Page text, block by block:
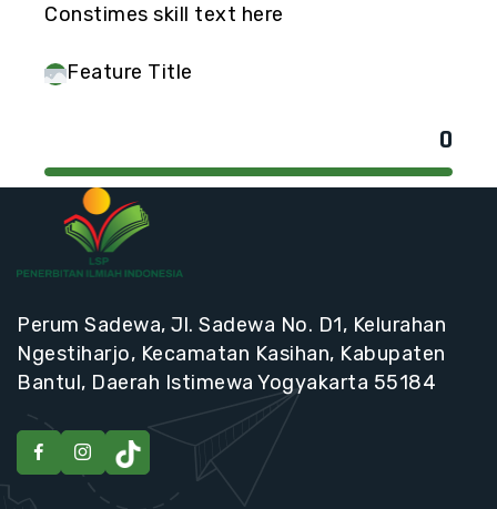
Constimes skill text here
Feature Title
0
Perum Sadewa, Jl. Sadewa No. D1, Kelurahan
Ngestiharjo, Kecamatan Kasihan, Kabupaten
Bantul, Daerah Istimewa Yogyakarta 55184